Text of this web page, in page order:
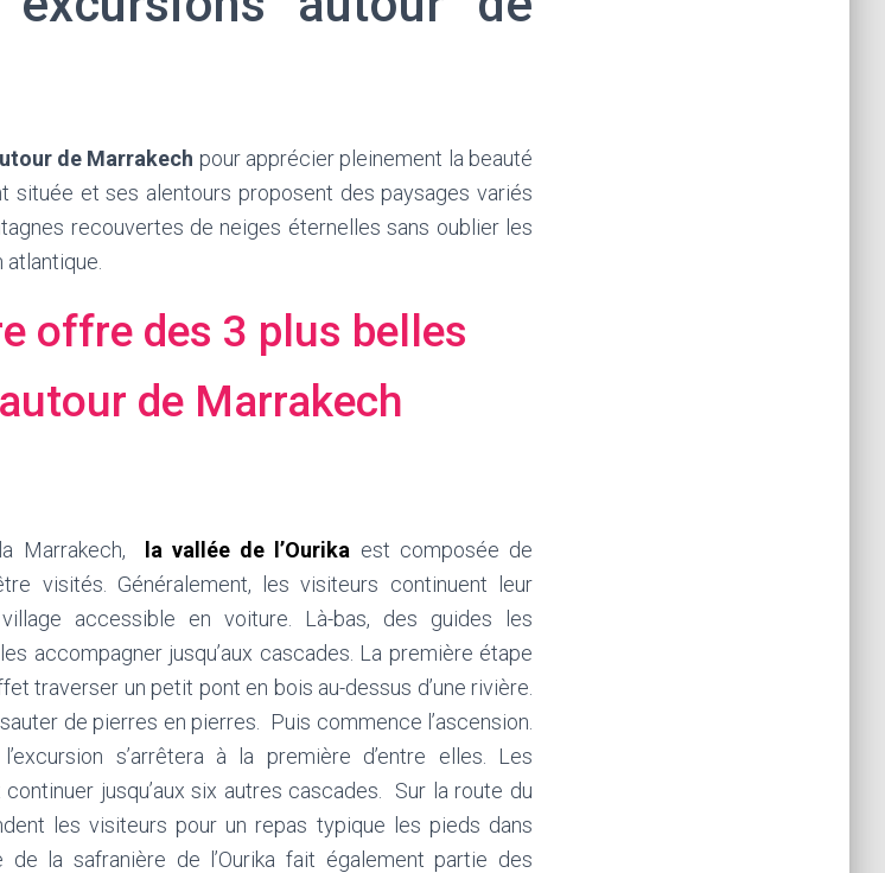
de Marrakech pour apprécier pleinement la beauté
située et ses alentours proposent des paysages variés
recouvertes de neiges éternelles sans oublier les
offre des 3 plus belles
de Marrakech
Marrakech, la vallée de l’Ourika est composée de
visités. Généralement, les visiteurs continuent leur
village accessible en voiture. Là-bas, des guides les
accompagner jusqu’aux cascades. La première étape
traverser un petit pont en bois au-dessus d’une rivière.
de pierres en pierres. Puis commence l’ascension.
s’arrêtera à la première d’entre elles. Les
jusqu’aux six autres cascades. Sur la route du
les visiteurs pour un repas typique les pieds dans
de la safranière de l’Ourika fait également partie des